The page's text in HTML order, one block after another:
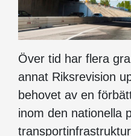
Över tid har flera
annat Riksrevision
behovet av en
inom den nationella